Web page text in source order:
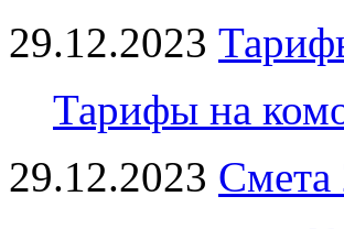
29.12.2023
Тарифы на
29.12.2023 Смета